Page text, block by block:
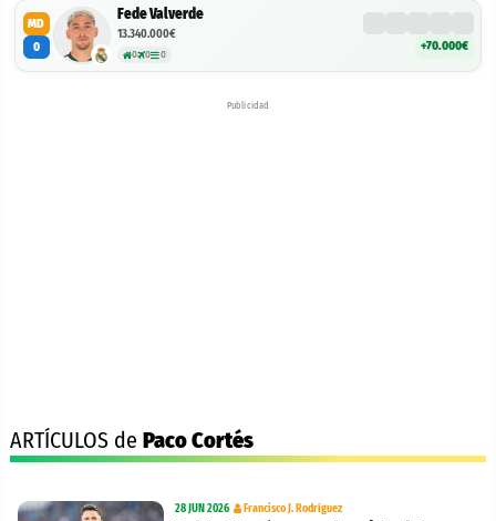
MD
0
Fede Valverde
13.340.000€
0 0 0
+70.000€
Publicidad
ARTÍCULOS de Paco Cortés
28 JUN 2026 Francisco J. Rodríguez